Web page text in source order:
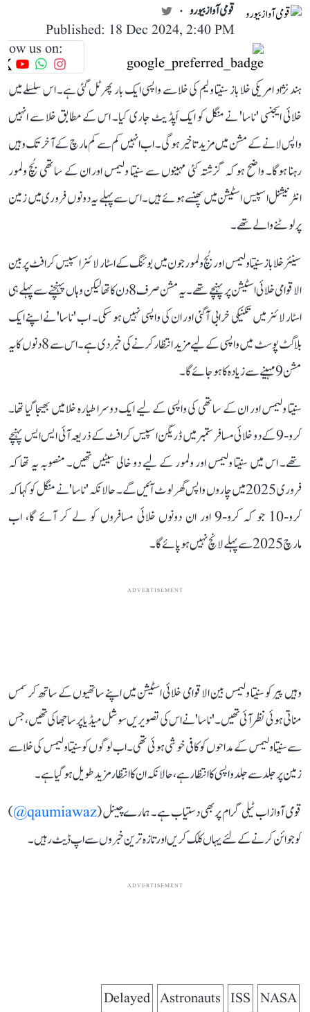
قومی آواز بیورو
Published: 18 Dec 2024, 2:40 PM
us on:
ہند نژاد امریکی خلا باز سنیتا ولیم کی خلا سے واپسی ایک بار پھر ٹل گئی ہے۔ اس سلسلے میں
خلائی ایجنسی 'ناسا' نے منگل کو ایک اَپڈیٹ جاری کیا۔ اس کے مطابق خلا سے انہیں
واپس لانے کے مشن میں مزید تاخیر ہوگی۔ اب انہیں کم سے کم مارچ کے آخر تک وہیں
رہنا ہوگا۔ واضح ہو کہ گزشتہ کئی مہینوں سے سنیتا ولیمس اور ان کے ساتھی بُچ ولمور
انٹرنیشنل اسپیس اسٹیشن میں پھنسے ہوئے ہیں۔ اس سے پہلے یہ دونوں فروری میں زمین
پر لوٹنے والے تھے۔
سینئر خلا باز سنیتا ولیمس اور بُچ ولمور جون میں بوئنگ کے اسٹار لائنر اسپیس کرافٹ پر بین
الاقوامی خلائی اسٹیشن پر پہنچے تھے۔ یہ مشن صرف 8 دن کا تھا لیکن وہاں پہنچنے سے پہلے ہی
اسٹار لائنر میں تکنیکی خرابی آ گئی اور ان کی واپسی نہیں ہو سکی۔ اب 'ناسا' نے اپنے ایک
بلاگٹ پوسٹ میں واپسی کے لیے مزید انتظار کرنے کی خبر دی ہے۔ اس سے 8 دنوں کا یہ
مشن 9 مہینے سے زیادہ کا ہو جائے گا۔
سنیتا ولیمس اور ان کے ساتھی کی واپسی کے لیے ایک دوسرا طیارہ خلا میں بھیجا گیا تھا۔
کرو-9 کے دو خلائی مسافر ستمبر میں ڈریگن اسپیس کرافٹ کے ذریعہ آئی ایس ایس پہنچے
تھے۔ اس میں سنیتا ولیمس اور ولمور کے لیے دو خالی سیٹیں تھیں۔ منصوبہ یہ تھا کہ
فروری 2025 میں چاروں واپس گھر لوٹ آئیں گے۔ حالانکہ 'ناسا' نے منگل کو کہا کہ
کرو-10 جو کہ کرو-9 اور ان دونوں خلائی مسافروں کو لے کر آئے گا، اب
مارچ 2025 سے پہلے لانچ نہیں ہو پائے گا۔
ADVERTISEMENT
وہیں پیر کو سنیتا ولیمس بین الاقوامی خلائی اسٹیشن میں اپنے ساتھیوں کے ساتھ کرسمس
مناتی ہوئی نظر آئی تھیں۔ 'ناسا' نے اس کی تصویریں سوشل میڈیا پر ساجھا کی تھیں، جس
سے سنیتا ولیمس کے مداحوں کو کافی خوشی ہوئی تھی۔ اب لوگوں کو سنیتا ولیمس کی خلا سے
زمین پر جلد سے جلد واپسی کا انتظار ہے، حالانکہ ان کا انتظار مزید طویل ہو گیا ہے۔
قومی آواز اب ٹیلی گرام پر بھی دستیاب ہے۔ ہمارے چینل (qaumiawaz@
)
کو جوائن کرنے کے لئے یہاں کلک کریں اور تازہ ترین خبروں سے اپ ڈیٹ رہیں۔
ADVERTISEMENT
NASA
ISS
Astronauts
Delayed